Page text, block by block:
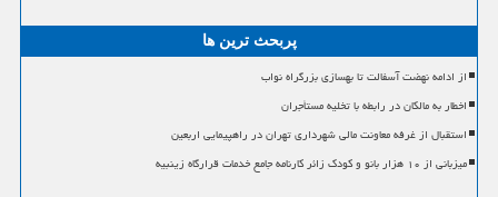
پربحث ترین ها
از ادامه نهضت آسفالت تا بهسازی بزرگراه نواب
اخطار به مالکان در رابطه با تخلیه مستأجران
استقبال از غرفه معاونت مالی شهرداری تهران در راهپیمایی اربعین
میزبانی از ۱۰ هزار بانو و کودک زائر کارنامه جامع خدمات قرارگاه زینبیه